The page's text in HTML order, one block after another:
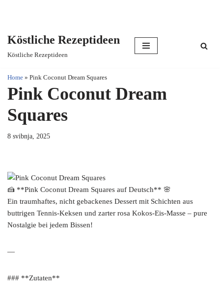
content
Köstliche Rezeptideen
Köstliche Rezeptideen
Home » Pink Coconut Dream Squares
Pink Coconut Dream
Squares
8 svibnja, 2025
🍰 **Pink Coconut Dream Squares auf Deutsch** 🌸
Ein traumhaftes, nicht gebackenes Dessert mit Schichten aus
buttrigen Tennis-Keksen und zarter rosa Kokos-Eis-Masse – pure
Nostalgie bei jedem Bissen!
—
### **Zutaten**